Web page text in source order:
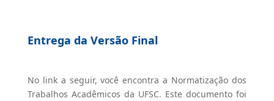
Entrega da Versão Final
No link a seguir, você encontra a Normatização dos
Trabalhos Acadêmicos da UFSC. Este documento foi